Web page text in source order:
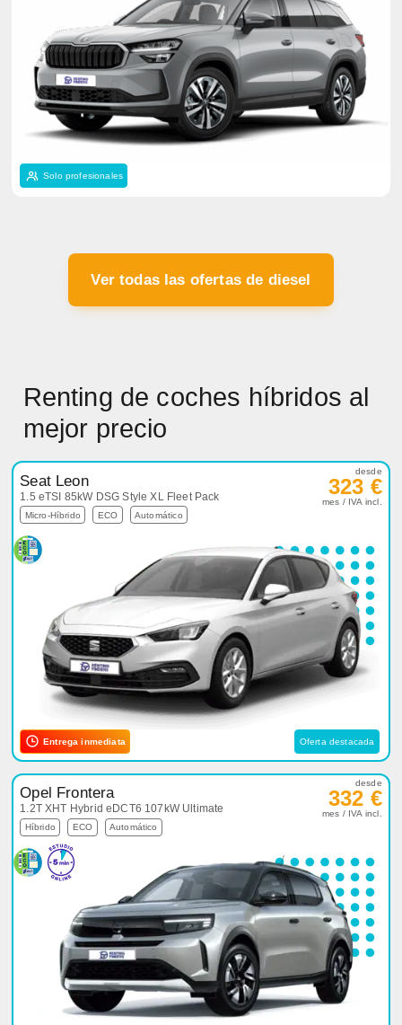
Solo profesionales
Ver todas las ofertas de diesel
Renting de coches híbridos al
mejor precio
Seat Leon
1.5 eTSI 85kW DSG Style XL Fleet Pack
Micro-Híbrido ECO Automático
desde
323 €
mes / IVA incl.
Entrega inmediata Oferta destacada
Opel Frontera
1.2T XHT Hybrid eDCT6 107kW Ultimate
Híbrido ECO Automático
desde
332 €
mes / IVA incl.